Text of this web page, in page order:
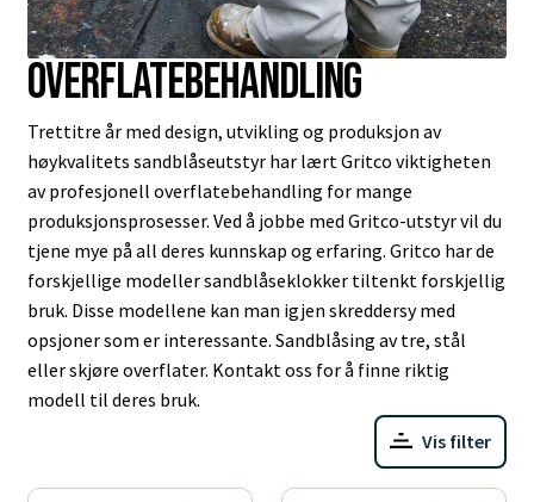
Overflatebehandling
Trettitre år med design, utvikling og produksjon av
høykvalitets sandblåseutstyr har lært Gritco viktigheten
av profesjonell overflatebehandling for mange
produksjonsprosesser. Ved å jobbe med Gritco-utstyr vil du
tjene mye på all deres kunnskap og erfaring. Gritco har de
forskjellige modeller sandblåseklokker tiltenkt forskjellig
bruk. Disse modellene kan man igjen skreddersy med
opsjoner som er interessante. Sandblåsing av tre, stål
eller skjøre overflater. Kontakt oss for å finne riktig
modell til deres bruk.
Vis filter